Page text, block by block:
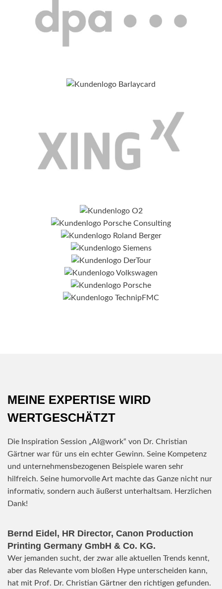
MEINE EXPERTISE WIRD
WERTGESCHÄTZT
Die Inspiration Session „AI@work“ von Dr. Christian
Gärtner war für uns ein echter Gewinn. Seine Kompetenz
und unternehmensbezogenen Beispiele waren sehr
hilfreich. Seine humorvolle Art machte das Ganze nicht nur
informativ, sondern auch äußerst unterhaltsam. Herzlichen
Dank!
Bernd Eidel, HR Director, Canon Production
Printing Germany GmbH & Co. KG.
Wer jemanden sucht, der zwar alle aktuellen Trends kennt,
aber das Relevante vom bloßen Hype unterscheiden kann,
hat mit Prof. Dr. Christian Gärtner den richtigen gefunden.